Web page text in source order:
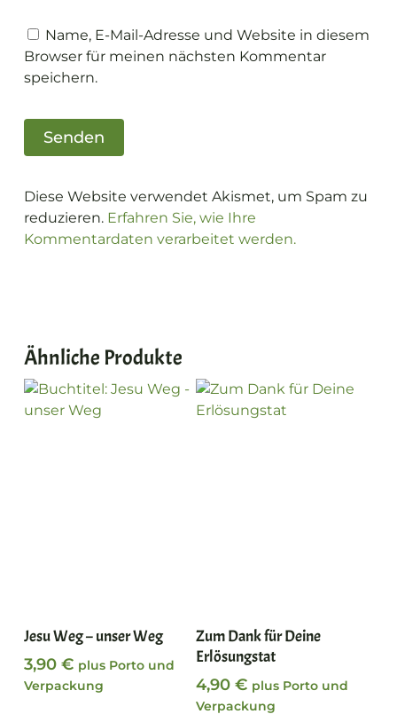
Name, E-Mail-Adresse und Website in diesem
Browser für meinen nächsten Kommentar
speichern.
Diese Website verwendet Akismet, um Spam zu
reduzieren. Erfahren Sie, wie Ihre
Kommentardaten verarbeitet werden.
Ähnliche Produkte
In den Warenkorb
Jesu Weg – unser Weg
3,90 € plus Porto und
Verpackung
In den Warenkorb
Zum Dank für Deine
Erlösungstat
4,90€ plus Porto und
Verpackung